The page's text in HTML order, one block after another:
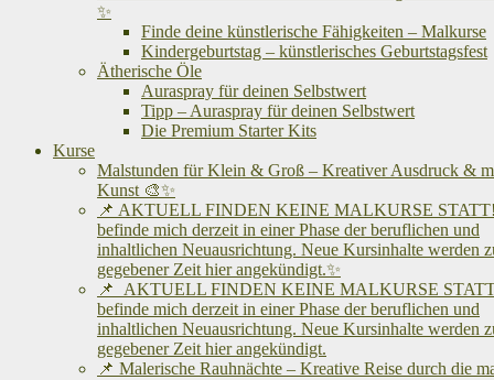
✨
Finde deine künstlerische Fähigkeiten – Malkurse
Kindergeburtstag – künstlerisches Geburtstagsfest
Ätherische Öle
Auraspray für deinen Selbstwert
Tipp – Auraspray für deinen Selbstwert
Die Premium Starter Kits
Kurse
Malstunden für Klein & Groß – Kreativer Ausdruck &
Kunst 🎨✨
📌 AKTUELL FINDEN KEINE MALKURSE
befinde mich derzeit in einer Phase der beruflichen und
inhaltlichen Neuausrichtung. Neue Kursinhalte werden
gegebener Zeit hier angekündigt.✨
📌 AKTUELL FINDEN KEINE MALKURSE
befinde mich derzeit in einer Phase der beruflichen und
inhaltlichen Neuausrichtung. Neue Kursinhalte werden
gegebener Zeit hier angekündigt.
📌 Malerische Rauhnächte – Kreative Reise durch die